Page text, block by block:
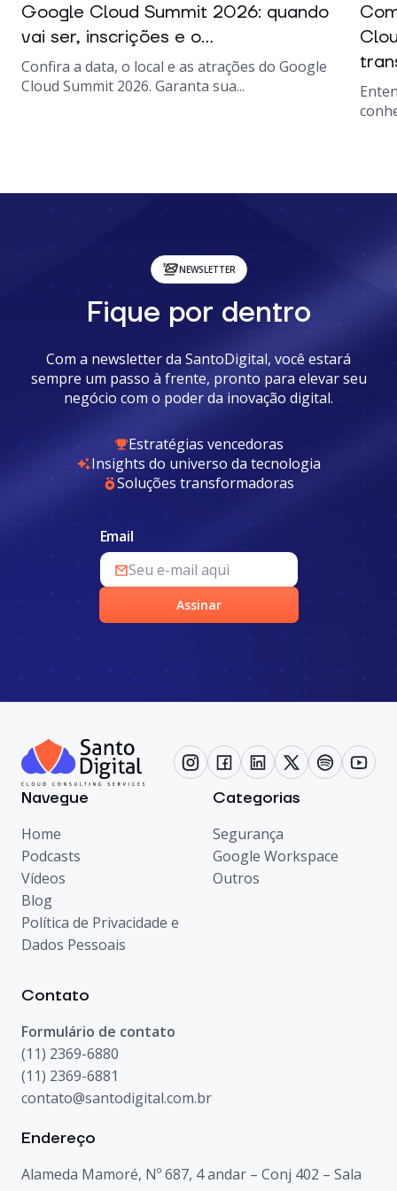
Google Cloud Summit 2026: quando
vai ser, inscrições e o...
Confira a data, o local e as atrações do Google
Cloud Summit 2026. Garanta sua...
NEWSLETTER
Fique por dentro
Com a newsletter da SantoDigital, você estará
sempre um passo à frente, pronto para elevar seu
negócio com o poder da inovação digital.
Estratégias vencedoras
Insights do universo da tecnologia
Soluções transformadoras
Email
Assinar
Navegue
Home
Podcasts
Vídeos
Blog
Política de Privacidade e
Dados Pessoais
Categorias
Segurança
Google Workspace
Outros
Contato
Formulário de contato
(11) 2369-6880
(11) 2369-6881
contato@santodigital.com.br
Endereço
Alameda Mamoré, Nº 687, 4 andar – Conj 402 – Sala